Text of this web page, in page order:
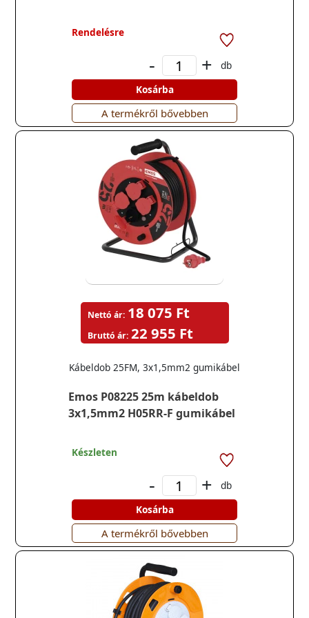
Rendelésre
- +
db
Kosárba
A termékről bővebben
Emos P08225 25m kábeldob
3x1,5mm2 H05RR-F gumikábel
Kábeldob 25FM, 3x1,5mm2 gumikábel
Nettó ár: 18 075 Ft
Bruttó ár: 22 955 Ft
Készleten
- +
db
Kosárba
A termékről bővebben